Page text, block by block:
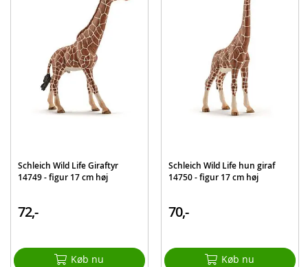
Mål: 6,9 x 3,1 x 5,5 cm
Produktdetaljer
Schleich Wild Life Giraftyr
14749 - figur 17 cm høj
72,-
Køb nu
Schleich Wild Life hun giraf
14750 - figur 17 cm høj
70,-
Køb nu